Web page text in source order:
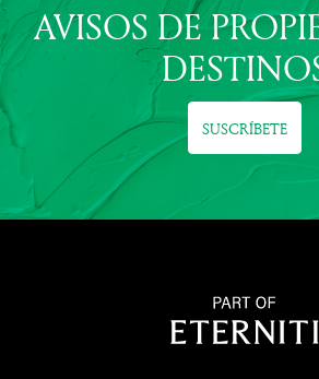
AVISOS DE
SUSCRÍBETE